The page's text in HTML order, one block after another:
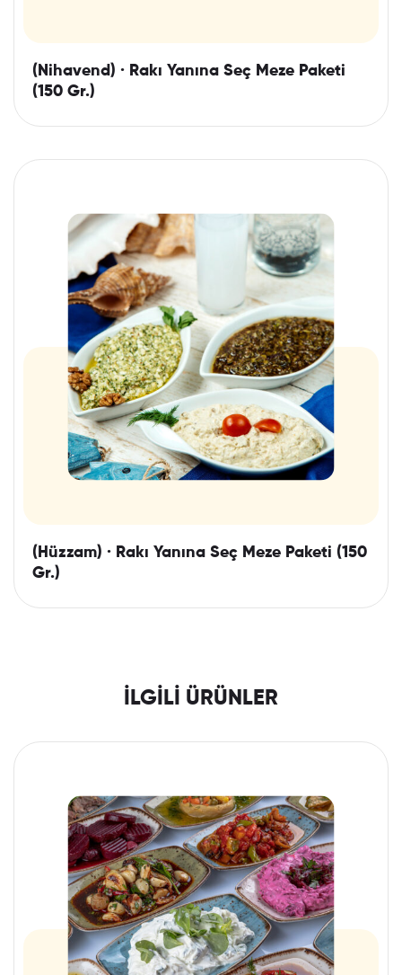
(Nihavend) · Rakı Yanına Seç Meze Paketi
(150 Gr.)
(Hüzzam) · Rakı Yanına Seç Meze Paketi (150
Gr.)
İLGILI ÜRÜNLER